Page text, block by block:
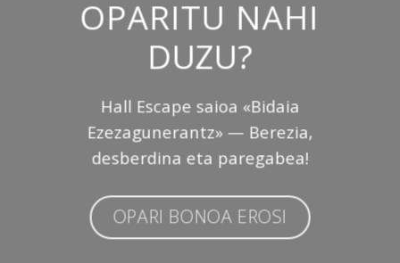
OPARITU NAHI
DUZU?
Hall Escape saioa «Bidaia
Ezezagunerantz» — Berezia,
desberdina eta paregabea!
OPARI BONOA EROSI